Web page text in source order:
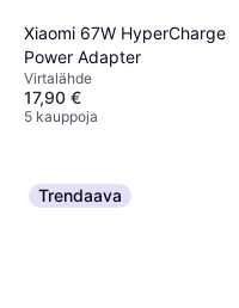
Xiaomi 67W HyperCharge
Power Adapter
Virtalähde
17,90 €
5 kauppoja
Trendaava